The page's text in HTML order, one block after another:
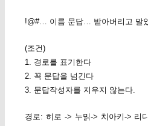
!@#… 이름 문답… 받아버리고 말
(조건)
1. 경로를 표기한다
2. 꼭 문답을 넘긴다
3. 문답작성자를 지우지 않는다.
경로: 히로 -> 누밁-> 치아키-> 리